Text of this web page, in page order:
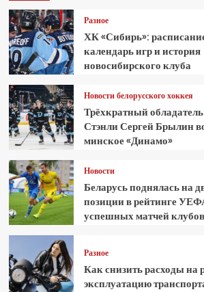
Разное
ХК «Сибирь»:
календарь игр и история
новосибирского клуба
Новости белорусского хоккея
Трёхкратный
Стэнли Сергей Брылин
минское «Динамо»
Новости
Беларусь поднялась на
позиции в рейтинге
успешных матчей клубов
Разное
Как снизить расходы на
эксплуатацию